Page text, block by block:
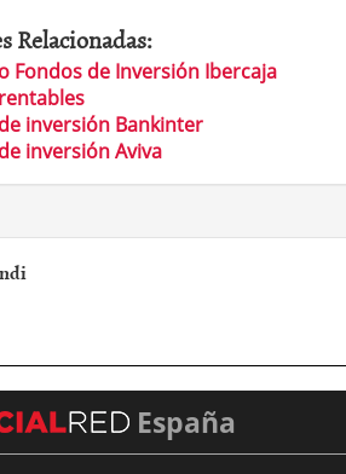
Relacionadas:
Fondos de Inversión Ibercaja
inversión Bankinter
inversión Aviva
España